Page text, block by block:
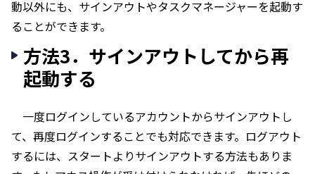
動以外にも、サインアウトやタスクマネージャーを起動す
ることができます。
方法3．サインアウトしてから再
起動する
一度ログインしているアカウントからサインアウトし
て、再度ログインすることでも対応できます。ログアウト
するには、スタートよりサインアウトする方法もありま